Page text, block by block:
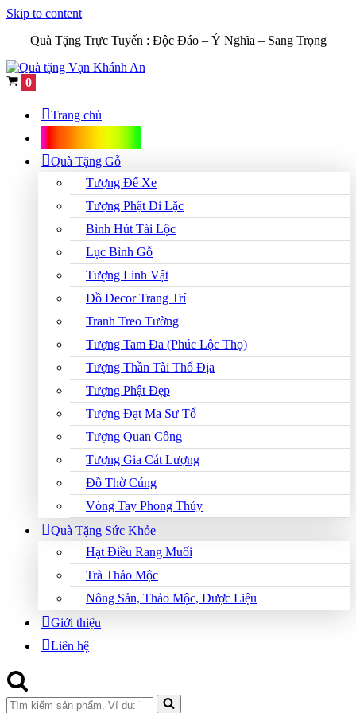
Skip to content
Quà Tặng Trực Tuyến : Độc Đáo – Ý Nghĩa – Sang Trọng
Cart
0
Trang chủ
Quà Tặng Gỗ
Tượng Để Xe
Tượng Phật Di Lặc
Bình Hút Tài Lộc
Lục Bình Gỗ
Tượng Linh Vật
Đồ Decor Trang Trí
Tranh Treo Tường
Tượng Tam Đa (Phúc Lộc Thọ)
Tượng Thần Tài Thổ Địa
Tượng Phật Đẹp
Tượng Đạt Ma Sư Tổ
Tượng Quan Công
Tượng Gia Cát Lượng
Đồ Thờ Cúng
Vòng Tay Phong Thủy
Quà Tặng Sức Khỏe
Hạt Điều Rang Muối
Trà Thảo Mộc
Nông Sản, Thảo Mộc, Dược Liệu
Giới thiệu
Liên hệ
Search